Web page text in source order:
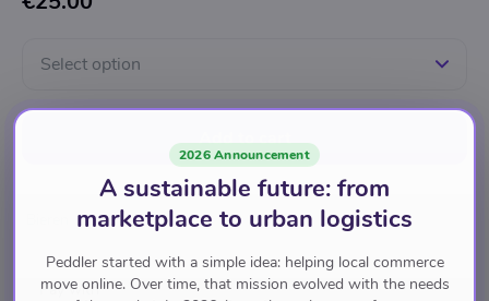
Select option
Add to cart
Pay with
2026 Announcement
A sustainable future: from
marketplace to urban logistics
Peddler started with a simple idea: helping local commerce
move online. Over time, that mission evolved with the needs